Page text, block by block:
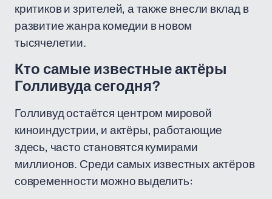
критиков и зрителей, а также внесли вклад в
развитие жанра комедии в новом
тысячелетии.
Кто самые известные актёры
Голливуда сегодня?
Голливуд остаётся центром мировой
киноиндустрии, и актёры, работающие
здесь, часто становятся кумирами
миллионов. Среди самых известных актёров
современности можно выделить: